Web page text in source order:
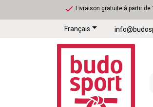
check Livraison gratuite à partir de
Français